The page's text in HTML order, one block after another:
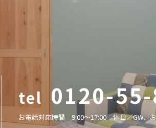
0120-
お電話対応時間 9:00〜17:00 休日／GW、